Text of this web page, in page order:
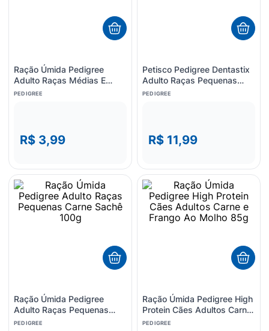
Ração Úmida Pedigree
Adulto Raças Médias E
Grandes Carne Sachê 100g
PEDIGREE
R$ 3,99
Petisco Pedigree Dentastix
Adulto Raças Pequenas
45g
PEDIGREE
R$ 11,99
Ração Úmida Pedigree
Adulto Raças Pequenas
Carne Sachê 100g
PEDIGREE
Ração Úmida Pedigree High
Protein Cães Adultos Carne
e Frango Ao Molho 85g
PEDIGREE
lenço umedecido